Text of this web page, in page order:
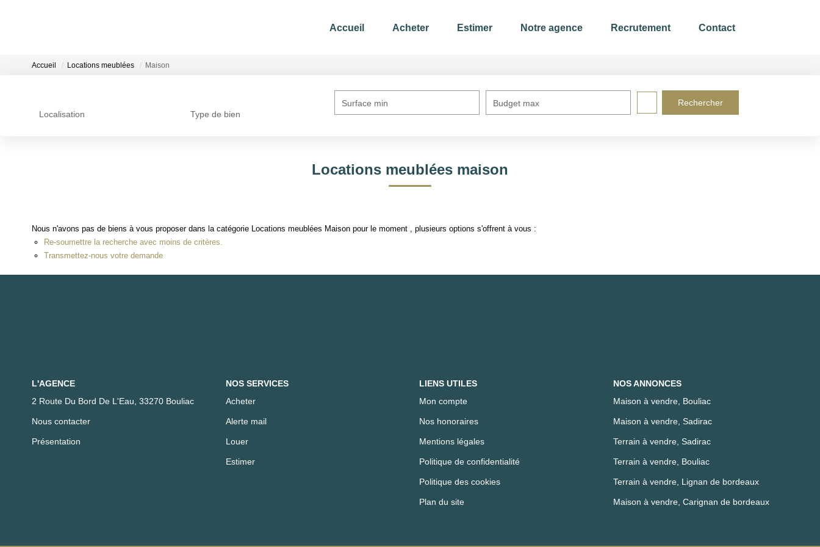
Accueil Acheter Estimer Notre agence Recrutement Contact
Accueil Locations meublées Maison
Localisation Type de bien
Surface min Budget max
Locations meublées maison
Nous n'avons pas de biens à vous proposer dans la catégorie Locations meublées Maison pour le moment , plusieurs options s'offrent à vous :
Re-soumettre la recherche avec moins de critères.
Transmettez-nous votre demande
L'AGENCE
2 Route Du Bord De L'Eau, 33270 Bouliac
Nous contacter
Présentation
NOS SERVICES
Acheter
Alerte mail
Louer
Estimer
LIENS UTILES
Mon compte
Nos honoraires
Mentions légales
Politique de confidentialité
Politique des cookies
Plan du site
NOS ANNONCES
Maison à vendre, Bouliac
Maison à vendre, Sadirac
Terrain à vendre, Sadirac
Terrain à vendre, Bouliac
Terrain à vendre, Lignan de bordeaux
Maison à vendre, Carignan de bordeaux